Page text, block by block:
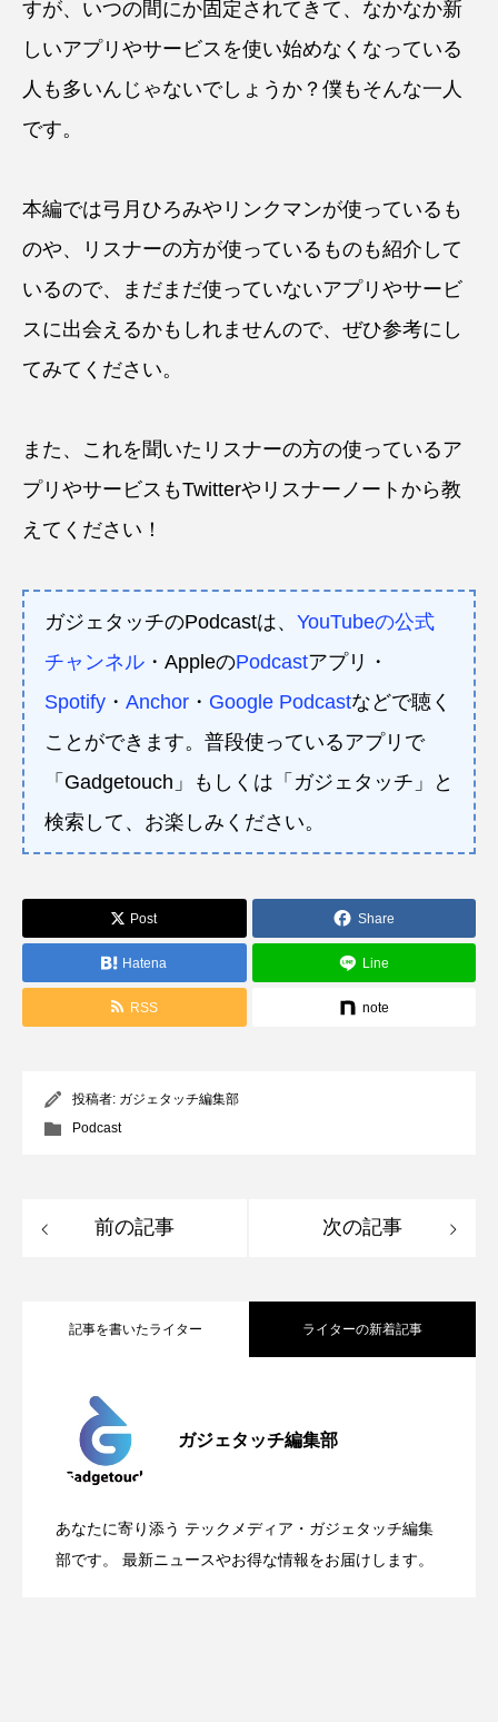
すが、いつの間にか固定されてきて、なかなか新
しいアプリやサービスを使い始めなくなっている
人も多いんじゃないでしょうか？僕もそんな一人
です。
本編では弓月ひろみやリンクマンが使っているも
のや、リスナーの方が使っているものも紹介して
いるので、まだまだ使っていないアプリやサービ
スに出会えるかもしれませんので、ぜひ参考にし
てみてください。
また、これを聞いたリスナーの方の使っているア
プリやサービスもTwitterやリスナーノートから教
えてください！
ガジェタッチのPodcastは、 YouTubeの公式
チャンネル ・AppleのPodcastアプリ・
Spotify ・ Anchor ・ Google Podcastなどで聴く
ことができます。普段使っているアプリで
「Gadgetouch」もしくは「ガジェタッチ」と
検索して、お楽しみください。
Post Share
Hatena Line
RSS note
投稿者: ガジェタッチ編集部
Podcast
前の記事 次の記事
記事を書いたライター ライターの新着記事
ガジェタッチ編集部
あなたに寄り添う テックメディア・ガジェタッチ編集
部です。 最新ニュースやお得な情報をお届けします。
2026.05.04
登場
2026.04.24
Directに動いた理由、担当者も答えられな
2026.04.23 OpenMic Insight：AFEELA開発中止で見